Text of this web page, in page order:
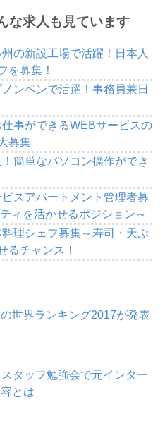
な求人も見ています
の新設工場で活躍！日本人
を募集！
ンペンで活躍！事務員兼日
事ができるWEBサービスの
募集
簡単なパソコン操作ができ
ビスアパートメント管理者募
ィを活かせるポジション～
料理シェフ募集～寿司・天ぷ
るチャンス！
の世界ランキング2017が発表
タッフ勉強会で元インター
とは